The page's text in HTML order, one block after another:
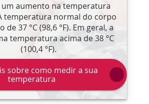
um aumento na temperatura
temperatura normal do corpo
de 37 °C (98,6 °F). Em geral, a
temperatura acima de 38 °C
(100,4 °F).
sobre como medir a sua
temperatura